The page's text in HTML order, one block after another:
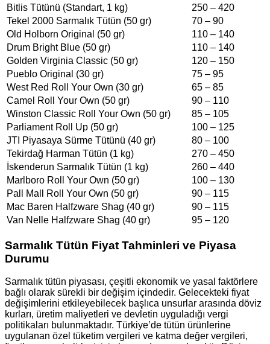
Bitlis Tütünü (Standart, 1 kg)
250 – 420
Tekel 2000 Sarmalık Tütün (50 gr)
70 – 90
Old Holborn Original (50 gr)
110 – 140
Drum Bright Blue (50 gr)
110 – 140
Golden Virginia Classic (50 gr)
120 – 150
Pueblo Original (30 gr)
75 – 95
West Red Roll Your Own (30 gr)
65 – 85
Camel Roll Your Own (50 gr)
90 – 110
Winston Classic Roll Your Own (50 gr)
85 – 105
Parliament Roll Up (50 gr)
100 – 125
JTI Piyasaya Sürme Tütünü (40 gr)
80 – 100
Tekirdağ Harman Tütün (1 kg)
270 – 450
İskenderun Sarmalık Tütün (1 kg)
260 – 440
Marlboro Roll Your Own (50 gr)
100 – 130
Pall Mall Roll Your Own (50 gr)
90 – 115
Mac Baren Halfzware Shag (40 gr)
90 – 115
Van Nelle Halfzware Shag (40 gr)
95 – 120
Sarmalık Tütün Fiyat Tahminleri ve Piyasa
Durumu
Sarmalık tütün piyasası, çeşitli ekonomik ve yasal faktörlere
bağlı olarak sürekli bir değişim içindedir. Gelecekteki fiyat
değişimlerini etkileyebilecek başlıca unsurlar arasında döviz
kurları, üretim maliyetleri ve devletin uyguladığı vergi
politikaları bulunmaktadır. Türkiye’de tütün ürünlerine
uygulanan özel tüketim vergileri ve katma değer vergileri,